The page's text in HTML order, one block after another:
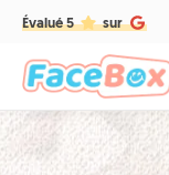
Évalué 5 sur
ACCUEIL
FORMULES